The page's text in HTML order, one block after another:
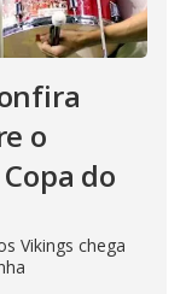
o
do
Vikings chega